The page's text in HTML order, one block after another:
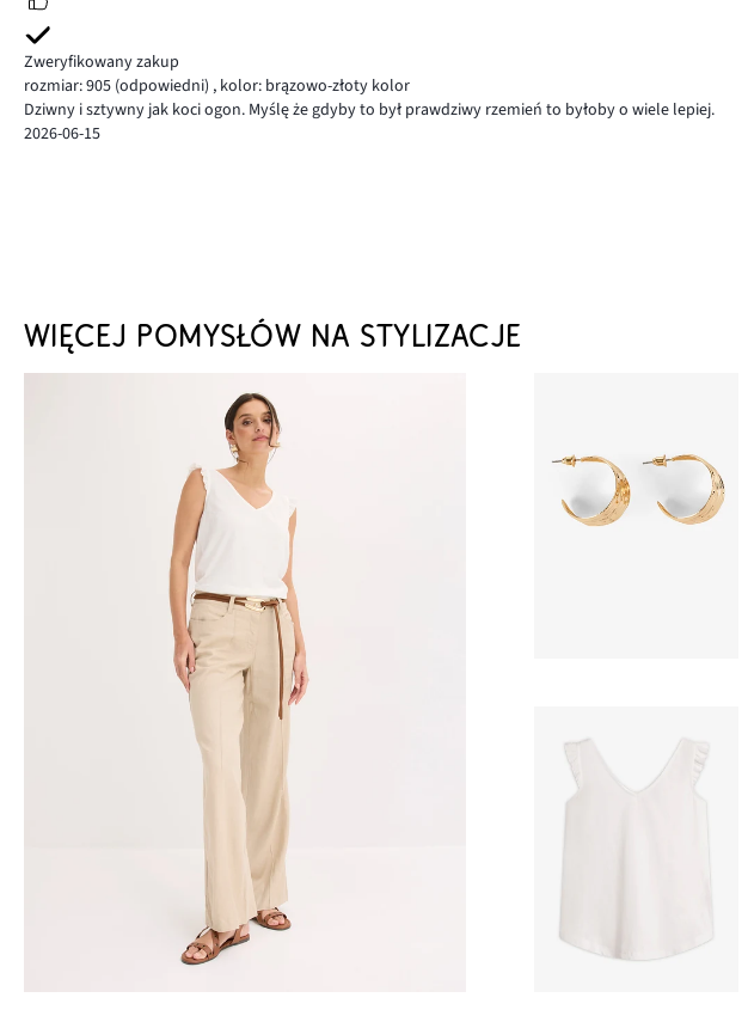
Zweryfikowany zakup
rozmiar: 905 (odpowiedni) , kolor: brązowo-złoty kolor
Dziwny i sztywny jak koci ogon. Myślę że gdyby to był prawdziwy rzemień to byłoby o wiele lepiej.
2026-06-15
WIĘCEJ POMYSŁÓW NA STYLIZACJE